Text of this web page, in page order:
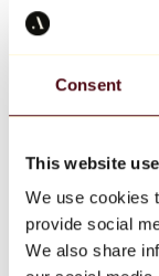
Consent
This website
We use cookies
provide social
We also share
Opera della